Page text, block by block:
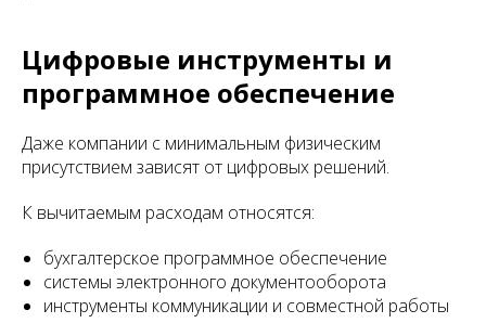
Цифровые инструменты и
программное обеспечение
Даже компании с минимальным физическим
присутствием зависят от цифровых решений.
К вычитаемым расходам относятся:
бухгалтерское программное обеспечение
системы электронного документооборота
инструменты коммуникации и совместной работы